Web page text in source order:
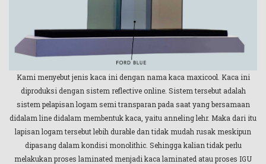
Kami menyebut jenis kaca ini dengan nama kaca maxicool. Kaca ini
diproduksi dengan sistem reflective online. Sistem tersebut adalah
sistem pelapisan logam semi transparan pada saat yang bersamaan
didalam line didalam membentuk kaca, yaitu anneling lehr. Maka dari itu
lapisan logam tersebut lebih durable dan tidak mudah rusak meskipun
dipasang dalam kondisi monolithic. Sehingga kalian tidak perlu
melakukan proses laminated menjadi kaca laminated atau proses IGU